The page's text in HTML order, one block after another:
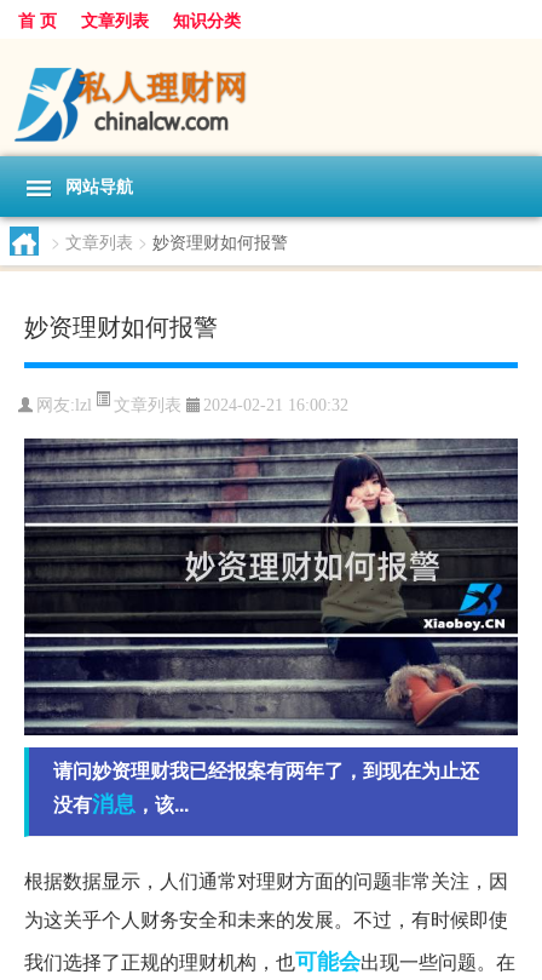
首 页 文章列表 知识分类
网站导航
> 文章列表 > 妙资理财如何报警
妙资理财如何报警
网友: lzl 文章列表 2024-02-21 16:00:32
请问妙资理财我已经报案有两年了，到现在为止还
没有消息 ，该...
根据数据显示，人们通常对理财方面的问题非常关注，因
为这关乎个人财务安全和未来的发展。不过，有时候即使
我们选择了正规的理财机构，也可能会出现一些问题。在